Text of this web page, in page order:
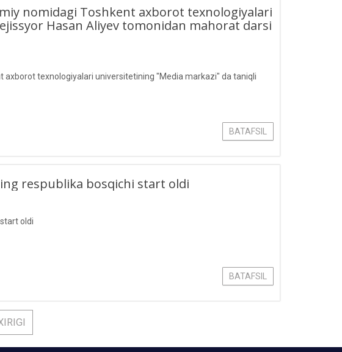
nomidagi Toshkent axborot texnologiyalari
Hasan Aliyev tomonidan mahorat darsi
texnologiyalari universitetining "Media markazi" da taniqli
BATAFSIL
respublika bosqichi start oldi
oldi
BATAFSIL